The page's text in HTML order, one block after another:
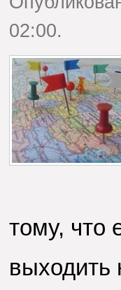
02:00.
тому, что
выходить